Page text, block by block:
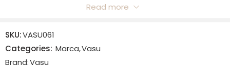
There are no reviews yet.
Read more
SKU:VASU061
Categories: Marca,Vasu
Brand:Vasu